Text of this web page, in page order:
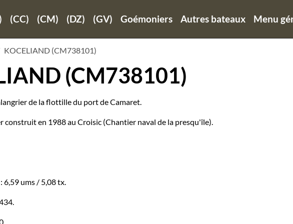
(CC) (CM) (DZ) (GV) Goémoniers Autres bateaux Menu
KOCELIAND (CM738101)
(CM738101)
de la flottille du port de Camaret.
construit en 1988 au Croisic (Chantier naval de la presqu'île).
6,59 ums / 5,08 tx.